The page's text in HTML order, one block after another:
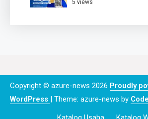
5 views
Copyright © azure-news 2026 Proudly
WordPress | Theme: azure-news by